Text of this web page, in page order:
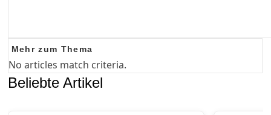
Mehr zum Thema
No articles match criteria.
Beliebte Artikel